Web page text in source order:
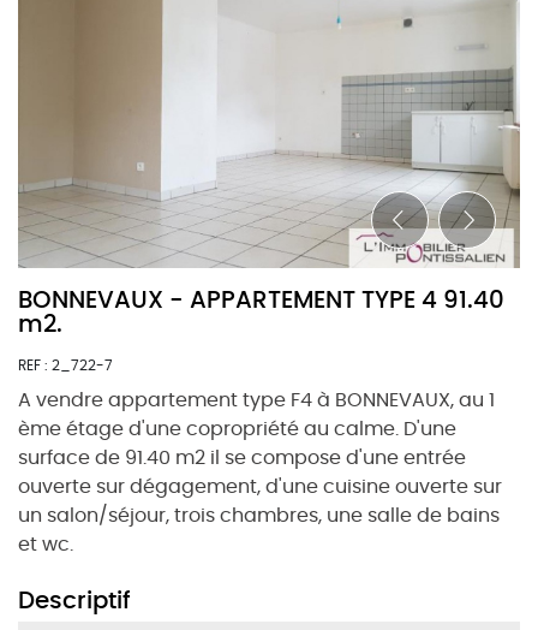
BONNEVAUX - APPARTEMENT TYPE 4 91.40
m2.
REF : 2_722-7
A vendre appartement type F4 à BONNEVAUX, au 1
ème étage d'une copropriété au calme. D'une
surface de 91.40 m2 il se compose d'une entrée
ouverte sur dégagement, d'une cuisine ouverte sur
un salon/séjour, trois chambres, une salle de bains
et wc.
Descriptif